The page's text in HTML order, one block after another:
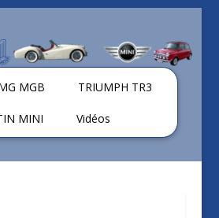
MGB TRIUMPH TR3
MINI Vidéos